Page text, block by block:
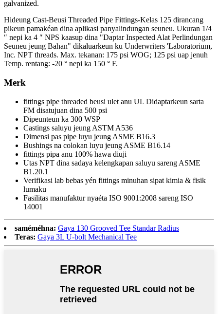
galvanized.
Hideung Cast-Beusi Threaded Pipe Fittings-Kelas 125 dirancang
pikeun pamakéan dina aplikasi panyalindungan seuneu. Ukuran 1/4
″ nepi ka 4 ″ NPS kaasup dina "Daptar Inspected Alat Perlindungan
Seuneu jeung Bahan" dikaluarkeun ku Underwriters 'Laboratorium,
Inc. NPT threads. Max. tekanan: 175 psi WOG; 125 psi uap jenuh
Temp. rentang: -20 ° nepi ka 150 ° F.
Merk
fittings pipe threaded beusi ulet anu UL Didaptarkeun sarta
FM disatujuan dina 500 psi
Dipeunteun ka 300 WSP
Castings saluyu jeung ASTM A536
Dimensi pas pipe luyu jeung ASME B16.3
Bushings na colokan luyu jeung ASME B16.14
fittings pipa anu 100% hawa diuji
Utas NPT dina sadaya kelengkapan saluyu sareng ASME
B1.20.1
Verifikasi lab bebas yén fittings minuhan sipat kimia & fisik
lumaku
Fasilitas manufaktur nyaéta ISO 9001:2008 sareng ISO
14001
saméméhna: Gaya 130 Grooved Tee Standar Radius
Teras: Gaya 3L U-bolt Mechanical Tee